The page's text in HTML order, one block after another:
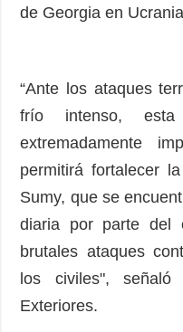
de Georgia en
“Ante los ataques
frío intenso, esta
extremadamente
permitirá fortalecer
Sumy, que se
diaria por parte del
brutales ataques
los civiles",
Exteriores.